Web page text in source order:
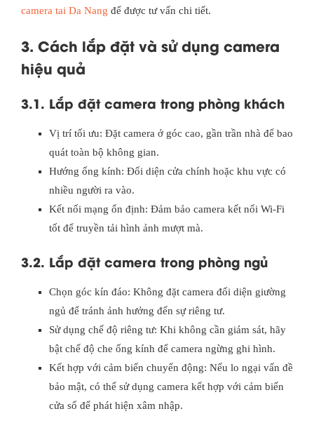
camera tai Da Nang để được tư vấn chi tiết.
3. Cách lắp đặt và sử dụng camera
hiệu quả
3.1. Lắp đặt camera trong phòng khách
Vị trí tối ưu: Đặt camera ở góc cao, gần trần nhà để bao
quát toàn bộ không gian.
Hướng ống kính: Đối diện cửa chính hoặc khu vực có
nhiều người ra vào.
Kết nối mạng ổn định: Đảm bảo camera kết nối Wi-Fi
tốt để truyền tải hình ảnh mượt mà.
3.2. Lắp đặt camera trong phòng ngủ
Chọn góc kín đáo: Không đặt camera đối diện giường
ngủ để tránh ảnh hưởng đến sự riêng tư.
Sử dụng chế độ riêng tư: Khi không cần giám sát, hãy
bật chế độ che ống kính để camera ngừng ghi hình.
Kết hợp với cảm biến chuyển động: Nếu lo ngại vấn đề
bảo mật, có thể sử dụng camera kết hợp với cảm biến
cửa sổ để phát hiện xâm nhập.